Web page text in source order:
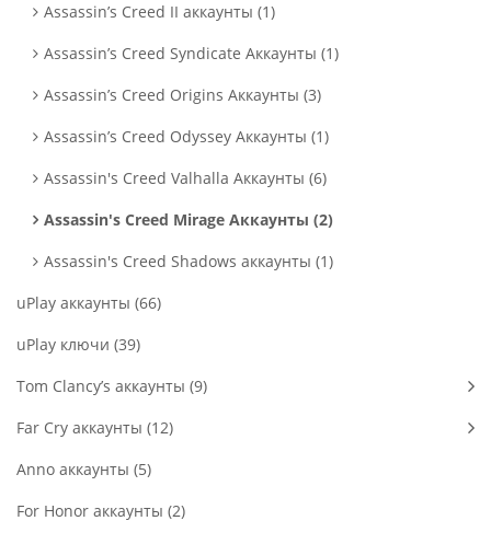
Assassin’s Creed II аккаунты (1)
Assassin’s Creed Syndicate Аккаунты (1)
Assassin’s Creed Origins Аккаунты (3)
Assassin’s Creed Odyssey Аккаунты (1)
Assassin's Creed Valhalla Аккаунты (6)
Assassin's Creed Mirage Аккаунты (2)
Assassin's Creed Shadows аккаунты (1)
uPlay аккаунты (66)
uPlay ключи (39)
Tom Clancy’s аккаунты (9)
Far Cry аккаунты (12)
Anno аккаунты (5)
For Honor аккаунты (2)